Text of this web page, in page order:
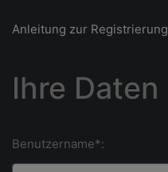
Anleitung zur Registrierung
Ihre Daten
Benutzername*: